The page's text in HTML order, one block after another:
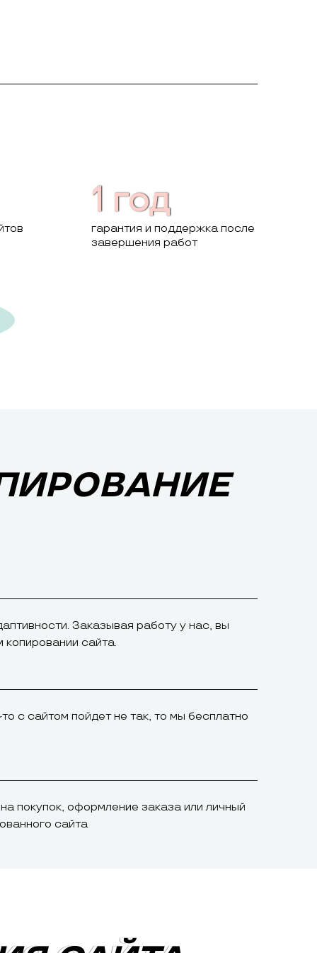
1 год
гарантия и поддержка после
завершения работ
Заказывая работу у нас, вы
сайта.
с сайтом пойдет не так, то мы бесплатно
покупок, оформление заказа или личный
сайта